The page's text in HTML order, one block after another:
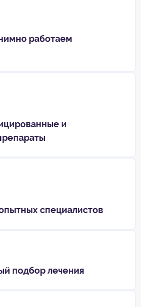
работаем
и
специалистов
подбор лечения